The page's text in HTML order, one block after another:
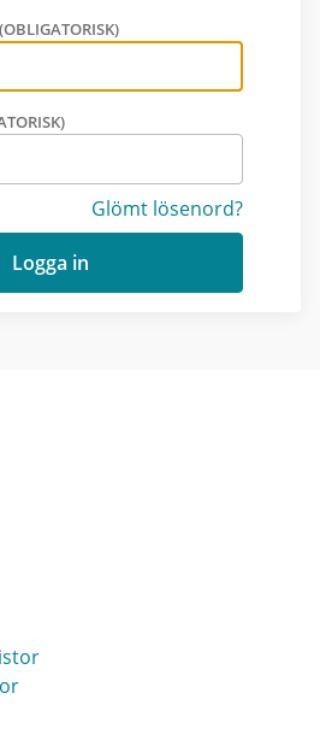
Glömt lösenord?
Logga in